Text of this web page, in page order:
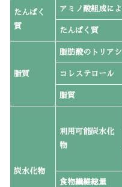
たんぱく
質
アミノ酸組成に
たんぱく質
脂質
脂肪酸のトリア
コレステロール
脂質
炭水化物
利用可能炭水化
物
食物繊維総量